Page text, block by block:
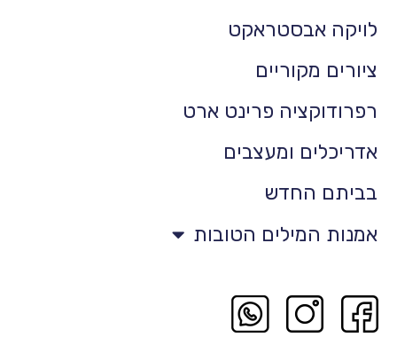
לויקה אבסטראקט
ציורים מקוריים
רפרודוקציה פרינט ארט
אדריכלים ומעצבים
בביתם החדש
אמנות המילים הטובות